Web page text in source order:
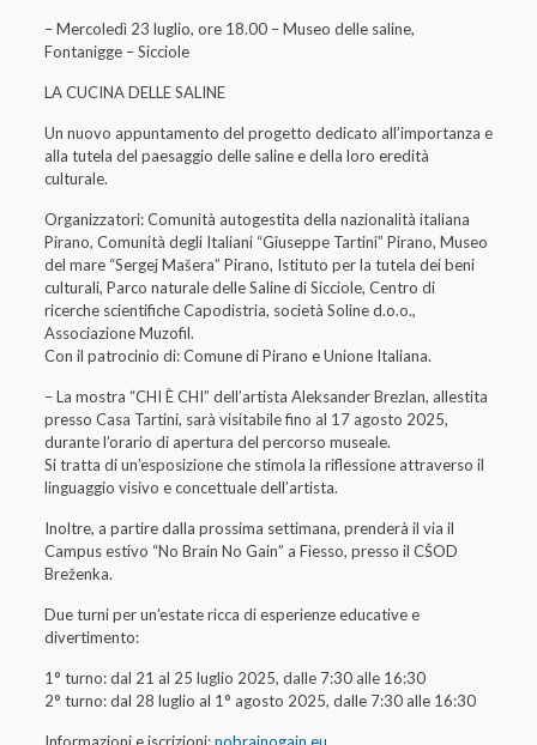
– Mercoledì 23 luglio, ore 18.00 – Museo delle saline,
Fontanigge – Sicciole
LA CUCINA DELLE SALINE
Un nuovo appuntamento del progetto dedicato all’importanza e
alla tutela del paesaggio delle saline e della loro eredità
culturale.
Organizzatori: Comunità autogestita della nazionalità italiana
Pirano, Comunità degli Italiani “Giuseppe Tartini” Pirano, Museo
del mare “Sergej Mašera” Pirano, Istituto per la tutela dei beni
culturali, Parco naturale delle Saline di Sicciole, Centro di
ricerche scientifiche Capodistria, società Soline d.o.o.,
Associazione Muzofil.
Con il patrocinio di: Comune di Pirano e Unione Italiana.
– La mostra “CHI È CHI” dell’artista Aleksander Brezlan, allestita
presso Casa Tartini, sarà visitabile fino al 17 agosto 2025,
durante l’orario di apertura del percorso museale.
Si tratta di un’esposizione che stimola la riflessione attraverso il
linguaggio visivo e concettuale dell’artista.
Inoltre, a partire dalla prossima settimana, prenderà il via il
Campus estivo “No Brain No Gain” a Fiesso, presso il CŠOD
Breženka.
Due turni per un’estate ricca di esperienze educative e
divertimento:
1° turno: dal 21 al 25 luglio 2025, dalle 7:30 alle 16:30
2° turno: dal 28 luglio al 1° agosto 2025, dalle 7:30 alle 16:30
Informazioni e iscrizioni:nobrainogain.eu